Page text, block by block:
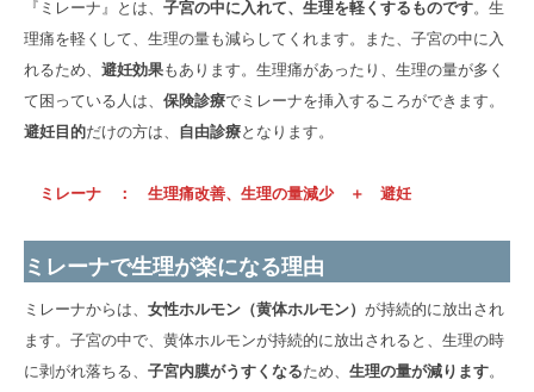
『ミレーナ』とは、 子宮の中に入れて、生理を軽くするものです。生
理痛を軽くして、生理の量も減らしてくれます。また、子宮の中に入
れるため、 避妊効果もあります。生理痛があったり、生理の量が多く
て困っている人は、 保険診療でミレーナを挿入するころができます。
避妊目的だけの方は、 自由診療となります。
ミレーナ ： 生理痛改善、生理の量減少 ＋ 避妊
ミレーナで生理が楽になる理由
ミレーナからは、 女性ホルモン（黄体ホルモン） が持続的に放出され
ます。子宮の中で、黄体ホルモンが持続的に放出されると、生理の時
に剥がれ落ちる、 子宮内膜がうすくなるため、 生理の量が減ります。